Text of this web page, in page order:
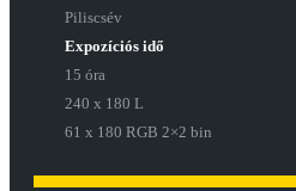
Piliscsév
Expozíciós idő
15 óra
240 x 180 L
61 x 180 RGB 2×2 bin